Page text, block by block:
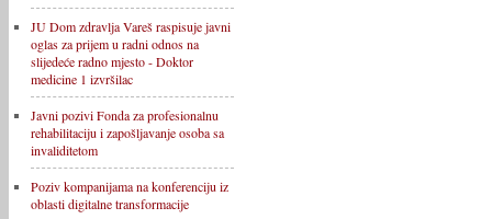
JU Dom zdravlja Vareš raspisuje javni
oglas za prijem u radni odnos na
slijedeće radno mjesto - Doktor
medicine 1 izvršilac
Javni pozivi Fonda za profesionalnu
rehabilitaciju i zapošljavanje osoba sa
invaliditetom
Poziv kompanijama na konferenciju iz
oblasti digitalne transformacije